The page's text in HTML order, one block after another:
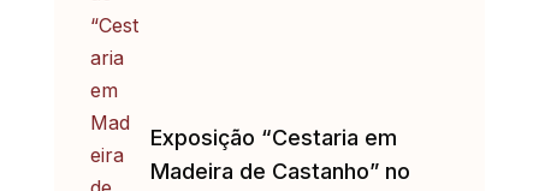
Exposição “Cestaria em
Madeira de Castanho” no